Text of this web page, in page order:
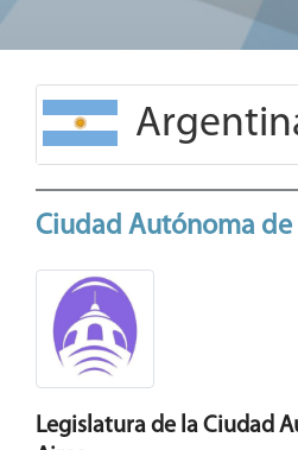
Ciudad Autónoma de
Legislatura de la Ciudad